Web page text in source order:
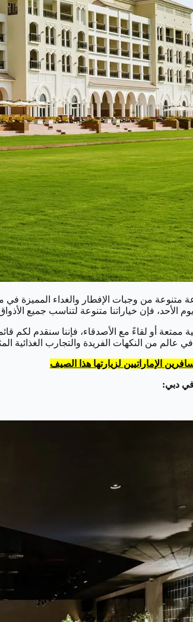
متنوعة من وجبات الإفطار والغداء المميزة في
يوم الأحد، فإن خياراتنا متنوعة لتناسب جميع
عالم من النكهات الفريدة والتجارب الغذائية
في دبي: